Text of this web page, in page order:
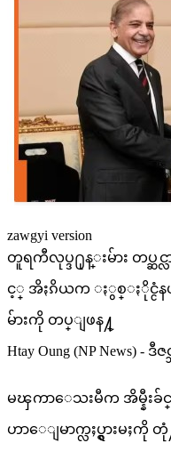
zawgyi version
တူရကီလုပ္ဒ႐ုန္းမ်ား တပ္ဆ
င့္ အိႏၵိယက ႏွစ္ႏိုင္ငံန
မ်ားကို တပ္ျဖန႔္
Htay Oung (NP News) - ဒီဇ
မၾကာေသးမီက အိမ္နီးခ်
ဟာေျမာက္လႈပ္ရွားမႈကို